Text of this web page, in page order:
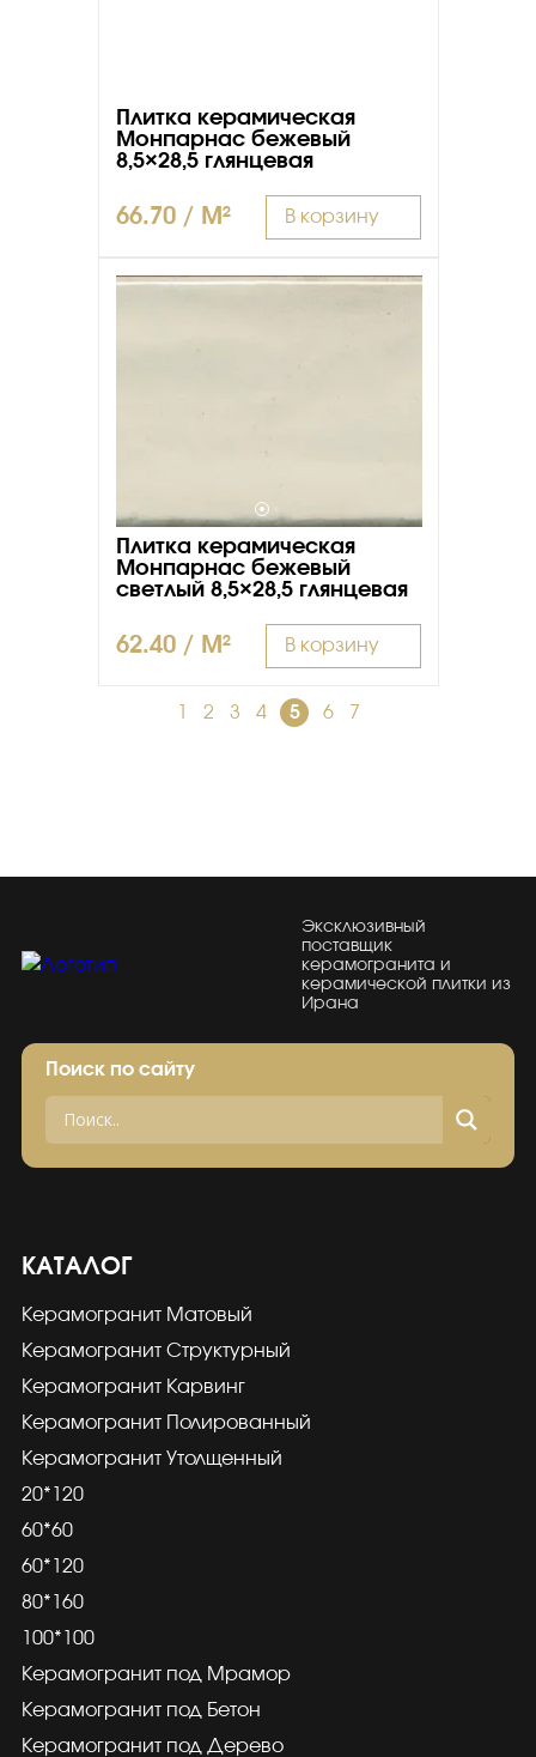
Плитка керамическая
Монпарнас бежевый
8,5×28,5 глянцевая
66.70 / M² В корзину
Плитка керамическая
Монпарнас бежевый
светлый 8,5×28,5 глянцевая
62.40 / M² В корзину
2 3 4 5 6 7
Эксклюзивный
поставщик
керамогранита и
керамической плитки из
Ирана
Поиск по сайту
КАТАЛОГ
Керамогранит Матовый
Керамогранит Структурный
Керамогранит Карвинг
Керамогранит Полированный
Керамогранит Утолщенный
20*120
60*60
60*120
80*160
100*100
Керамогранит под Мрамор
Керамогранит под Бетон
Керамогранит под Дерево